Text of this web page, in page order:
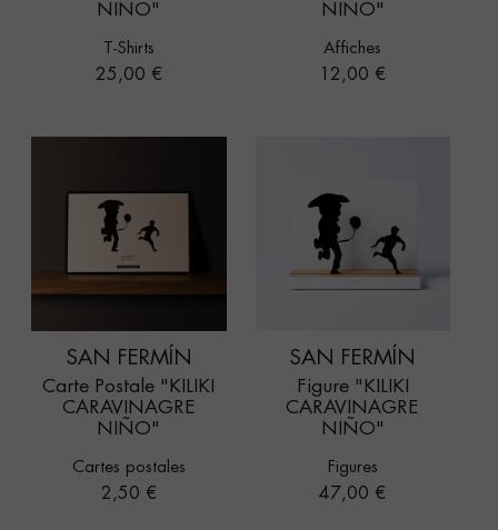
NIÑO"
T-Shirts
Prix
25,00 €
NIÑO"
Affiches
Prix
12,00 €
SAN FERMÍN
Carte Postale "KILIKI
CARAVINAGRE
NIÑO"
Cartes postales
Prix
2,50 €
SAN FERMÍN
Figure "KILIKI
CARAVINAGRE
NIÑO"
Figures
Prix
47,00 €